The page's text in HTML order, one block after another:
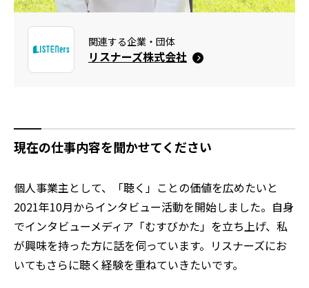
関連する企業・団体
リスナーズ株式会社
現在の仕事内容を聞かせてください
個人事業主として、「聴く」ことの価値を広めたいと
2021年10月からインタビュー活動を開始しました。自身
でインタビューメディア「むすびかた」を立ち上げ、私
が興味を持った方に話を伺っています。リスナーズにお
いてもさらに聴く経験を重ねていきたいです。